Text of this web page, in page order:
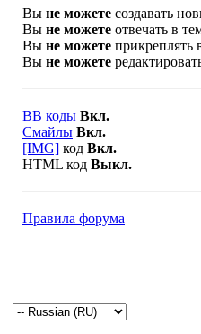
Вы не можете создавать
Вы не можете отвечать в
Вы не можете прикреплять
Вы не можете
BB коды Вкл.
Смайлы Вкл.
[IMG] код Вкл.
HTML код Выкл.
Правила форума